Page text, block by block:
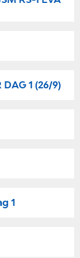
1 (26/9)
1